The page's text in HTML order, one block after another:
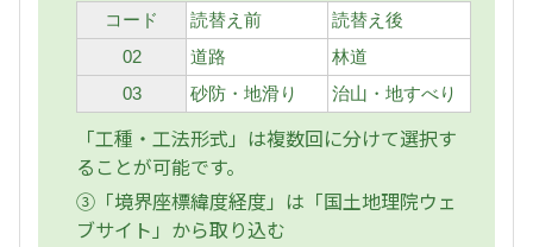
コード 読替え前
読替え後
02
道路
林道
03
砂防・地滑り 治山・地すべり
「工種・工法形式」は複数回に分けて選択す
ることが可能です。
③「境界座標緯度経度」は「国土地理院ウェ
ブサイト」から取り込む